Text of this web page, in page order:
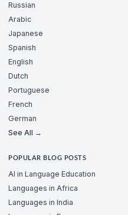
Russian
Arabic
Japanese
Spanish
English
Dutch
Portuguese
French
German
See All →
POPULAR BLOG POSTS
AI in Language Education
Languages in Africa
Languages in India